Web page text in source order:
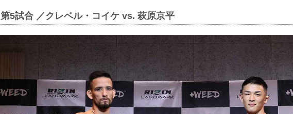
第5試合 ／クレベル・コイケ vs. 萩原京平